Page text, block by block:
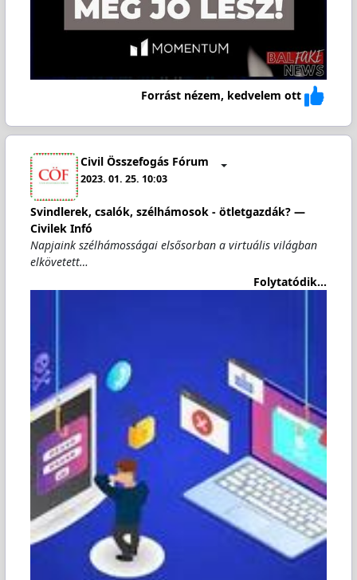
Forrást nézem, kedvelem ott
Civil Összefogás Fórum
2023. 01. 25. 10:03
Svindlerek, csalók, szélhámosok - ötletgazdák? —
Civilek Infó
Napjaink szélhámosságai elsősorban a virtuális világban
elkövetett…
Folytatódik...